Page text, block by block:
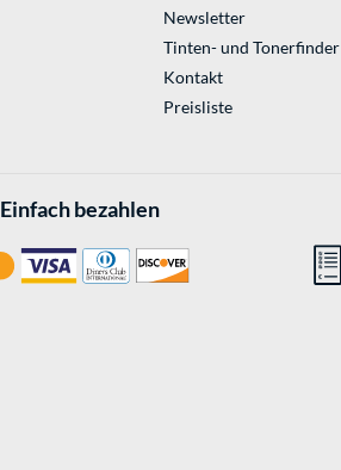
Newsletter
Tinten- und Tonerfinder
Kontakt
Preisliste
Einfach bezahlen